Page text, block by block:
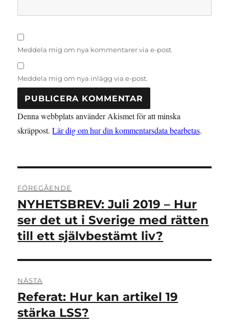
Meddela mig om nya kommentarer via e-post.
Meddela mig om nya inlägg via e-post.
Denna webbplats använder Akismet för att minska
skräppost.Lär dig om hur din kommentarsdata bearbetas.
FÖREGÅENDE
Föregående
inlägg:
NYHETSBREV: Juli 2019 – Hur
ser det ut i Sverige med rätten
till ett självbestämt liv?
NÄSTA
Nästa
inlägg:
Referat: Hur kan artikel 19
stärka LSS?